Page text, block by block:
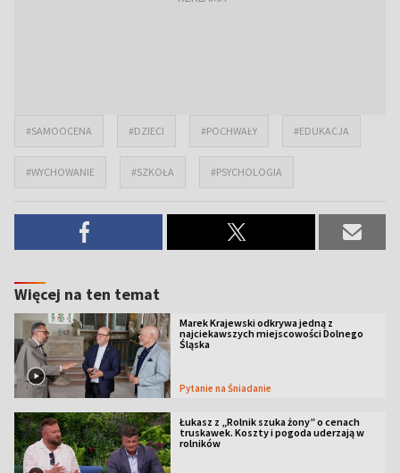
#SAMOOCENA #DZIECI #POCHWAŁY #EDUKACJA
#WYCHOWANIE #SZKOŁA #PSYCHOLOGIA
Więcej na ten temat
Marek Krajewski odkrywa jedną z
najciekawszych miejscowości Dolnego
Śląska
Pytanie na Śniadanie
Łukasz z „Rolnik szuka żony” o cenach
truskawek. Koszty i pogoda uderzają w
rolników